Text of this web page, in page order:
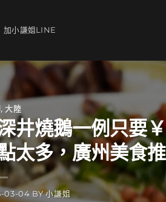
加小謙姐LINE
,大陸
井燒鵝一例只要
太多，廣州美食
03-04 BY小謙姐